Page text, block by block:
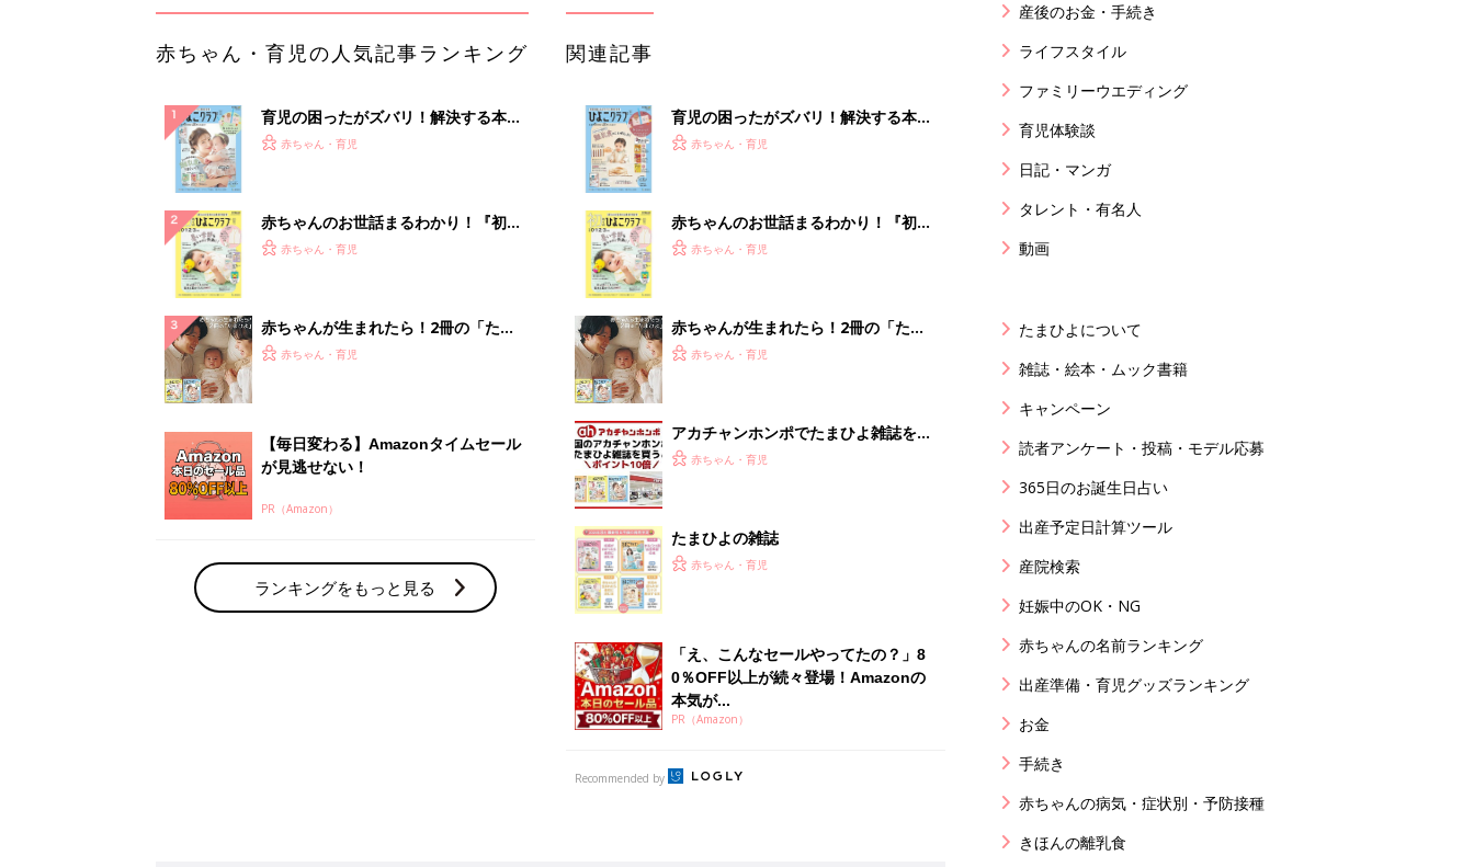
赤ちゃん・育児の人気記事ランキング
育児の困ったがズバリ！解決する本
『ひよこクラブ 夏号』 4カ月～2才
赤ちゃん・育児
赤ちゃんのお世話まるわかり！『初め
てのひよこクラブ 夏号』〈巻頭大特
解決テク
赤ちゃん・育児
赤ちゃんが生まれたら！2冊の「たま
ひよ」
赤ちゃん・育児
【毎日変わる】Amazonタイムセール
が見逃せない！
PR（Amazon）
ランキングをもっと見る
関連記事
育児の困ったがズバリ！解決する本
『ひよこクラブ 秋号』 4カ月～2才
赤ちゃん・育児
赤ちゃんのお世話まるわかり！『初め
てのひよこクラブ 夏号』〈巻頭大特
解決テク
赤ちゃん・育児
赤ちゃんが生まれたら！2冊の「たま
ひよ」
赤ちゃん・育児
アカチャンホンポでたまひよ雑誌を買
うとポイント10倍【期間限定】
赤ちゃん・育児
たまひよの雑誌
赤ちゃん・育児
「え、こんなセールやってたの？」8
0％OFF以上が続々登場！Amazonの
本気が...
PR（Amazon）
Recommended by
産後のお金・手続き
ライフスタイル
ファミリーウエディング
育児体験談
日記・マンガ
タレント・有名人
動画
たまひよについて
雑誌・絵本・ムック書籍
キャンペーン
読者アンケート・投稿・モデル応募
365日のお誕生日占い
出産予定日計算ツール
産院検索
妊娠中のOK・NG
赤ちゃんの名前ランキング
出産準備・育児グッズランキング
お金
手続き
赤ちゃんの病気・症状別・予防接種
きほんの離乳食